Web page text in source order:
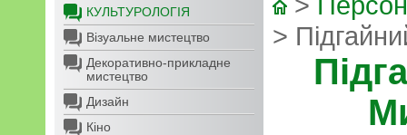
КУЛЬТУРОЛОГІЯ
Візуальне мистецтво
Декоративно-прикладне
мистецтво
Дизайн
Кіно
>